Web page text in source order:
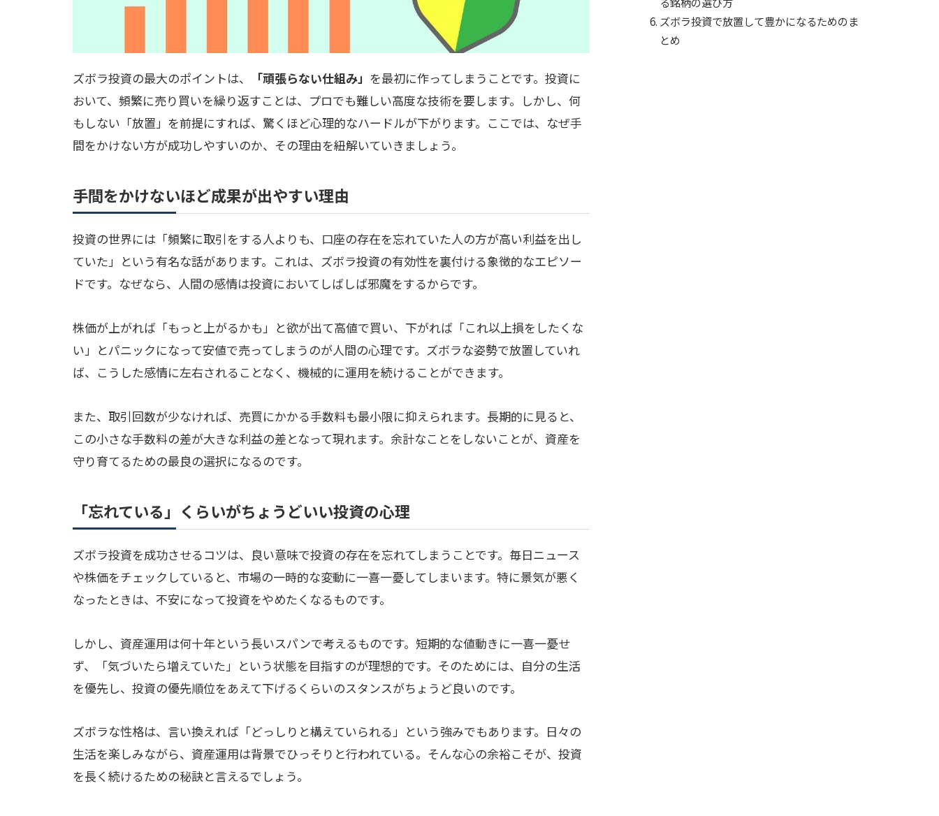
ズボラ投資の最大のポイントは、 「頑張らない仕組み」 を最初に作ってしまうことです。投資に
おいて、頻繁に売り買いを繰り返すことは、プロでも難しい高度な技術を要します。しかし、何
もしない「放置」を前提にすれば、驚くほど心理的なハードルが下がります。ここでは、なぜ手
間をかけない方が成功しやすいのか、その理由を紐解いていきましょう。
手間をかけないほど成果が出やすい理由
投資の世界には「頻繁に取引をする人よりも、口座の存在を忘れていた人の方が高い利益を出し
ていた」という有名な話があります。これは、ズボラ投資の有効性を裏付ける象徴的なエピソー
ドです。なぜなら、人間の感情は投資においてしばしば邪魔をするからです。
株価が上がれば「もっと上がるかも」と欲が出て高値で買い、下がれば「これ以上損をしたくな
い」とパニックになって安値で売ってしまうのが人間の心理です。ズボラな姿勢で放置していれ
ば、こうした感情に左右されることなく、機械的に運用を続けることができます。
また、取引回数が少なければ、売買にかかる手数料も最小限に抑えられます。長期的に見ると、
この小さな手数料の差が大きな利益の差となって現れます。余計なことをしないことが、資産を
守り育てるための最良の選択になるのです。
「忘れている」くらいがちょうどいい投資の心理
ズボラ投資を成功させるコツは、良い意味で投資の存在を忘れてしまうことです。毎日ニュース
や株価をチェックしていると、市場の一時的な変動に一喜一憂してしまいます。特に景気が悪く
なったときは、不安になって投資をやめたくなるものです。
しかし、資産運用は何十年という長いスパンで考えるものです。短期的な値動きに一喜一憂せ
ず、「気づいたら増えていた」という状態を目指すのが理想的です。そのためには、自分の生活
を優先し、投資の優先順位をあえて下げるくらいのスタンスがちょうど良いのです。
ズボラな性格は、言い換えれば「どっしりと構えていられる」という強みでもあります。日々の
生活を楽しみながら、資産運用は背景でひっそりと行われている。そんな心の余裕こそが、投資
を長く続けるための秘訣と言えるでしょう。
ズボラ投資で放置して豊かになるためのま
とめ